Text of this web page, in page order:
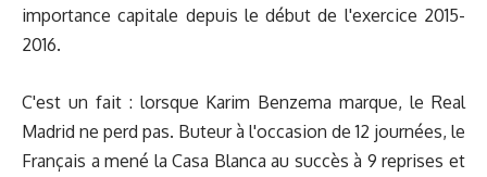
importance capitale depuis le début de l'exercice 2015-
2016.
C'est un fait : lorsque Karim Benzema marque, le Real
Madrid ne perd pas. Buteur à l'occasion de 12 journées, le
Français a mené la Casa Blanca au succès à 9 reprises et